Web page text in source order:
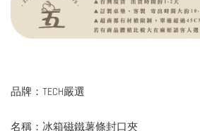
品牌：TECH嚴選
名稱：冰箱磁鐵薯條封口夾